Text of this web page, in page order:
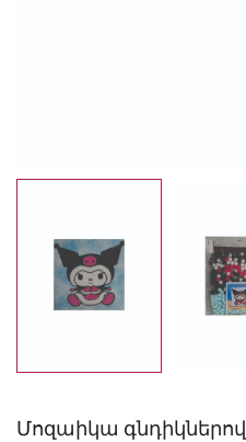
Մոզաիկա գնդիկներով